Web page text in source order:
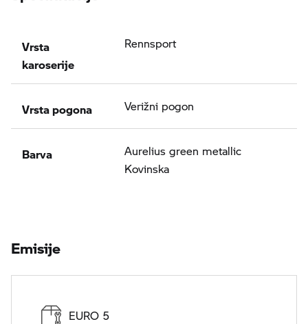
Vrsta
karoserije
Rennsport
Vrsta pogona Verižni pogon
Barva
Aurelius green metallic
Kovinska
Emisije
EURO 5